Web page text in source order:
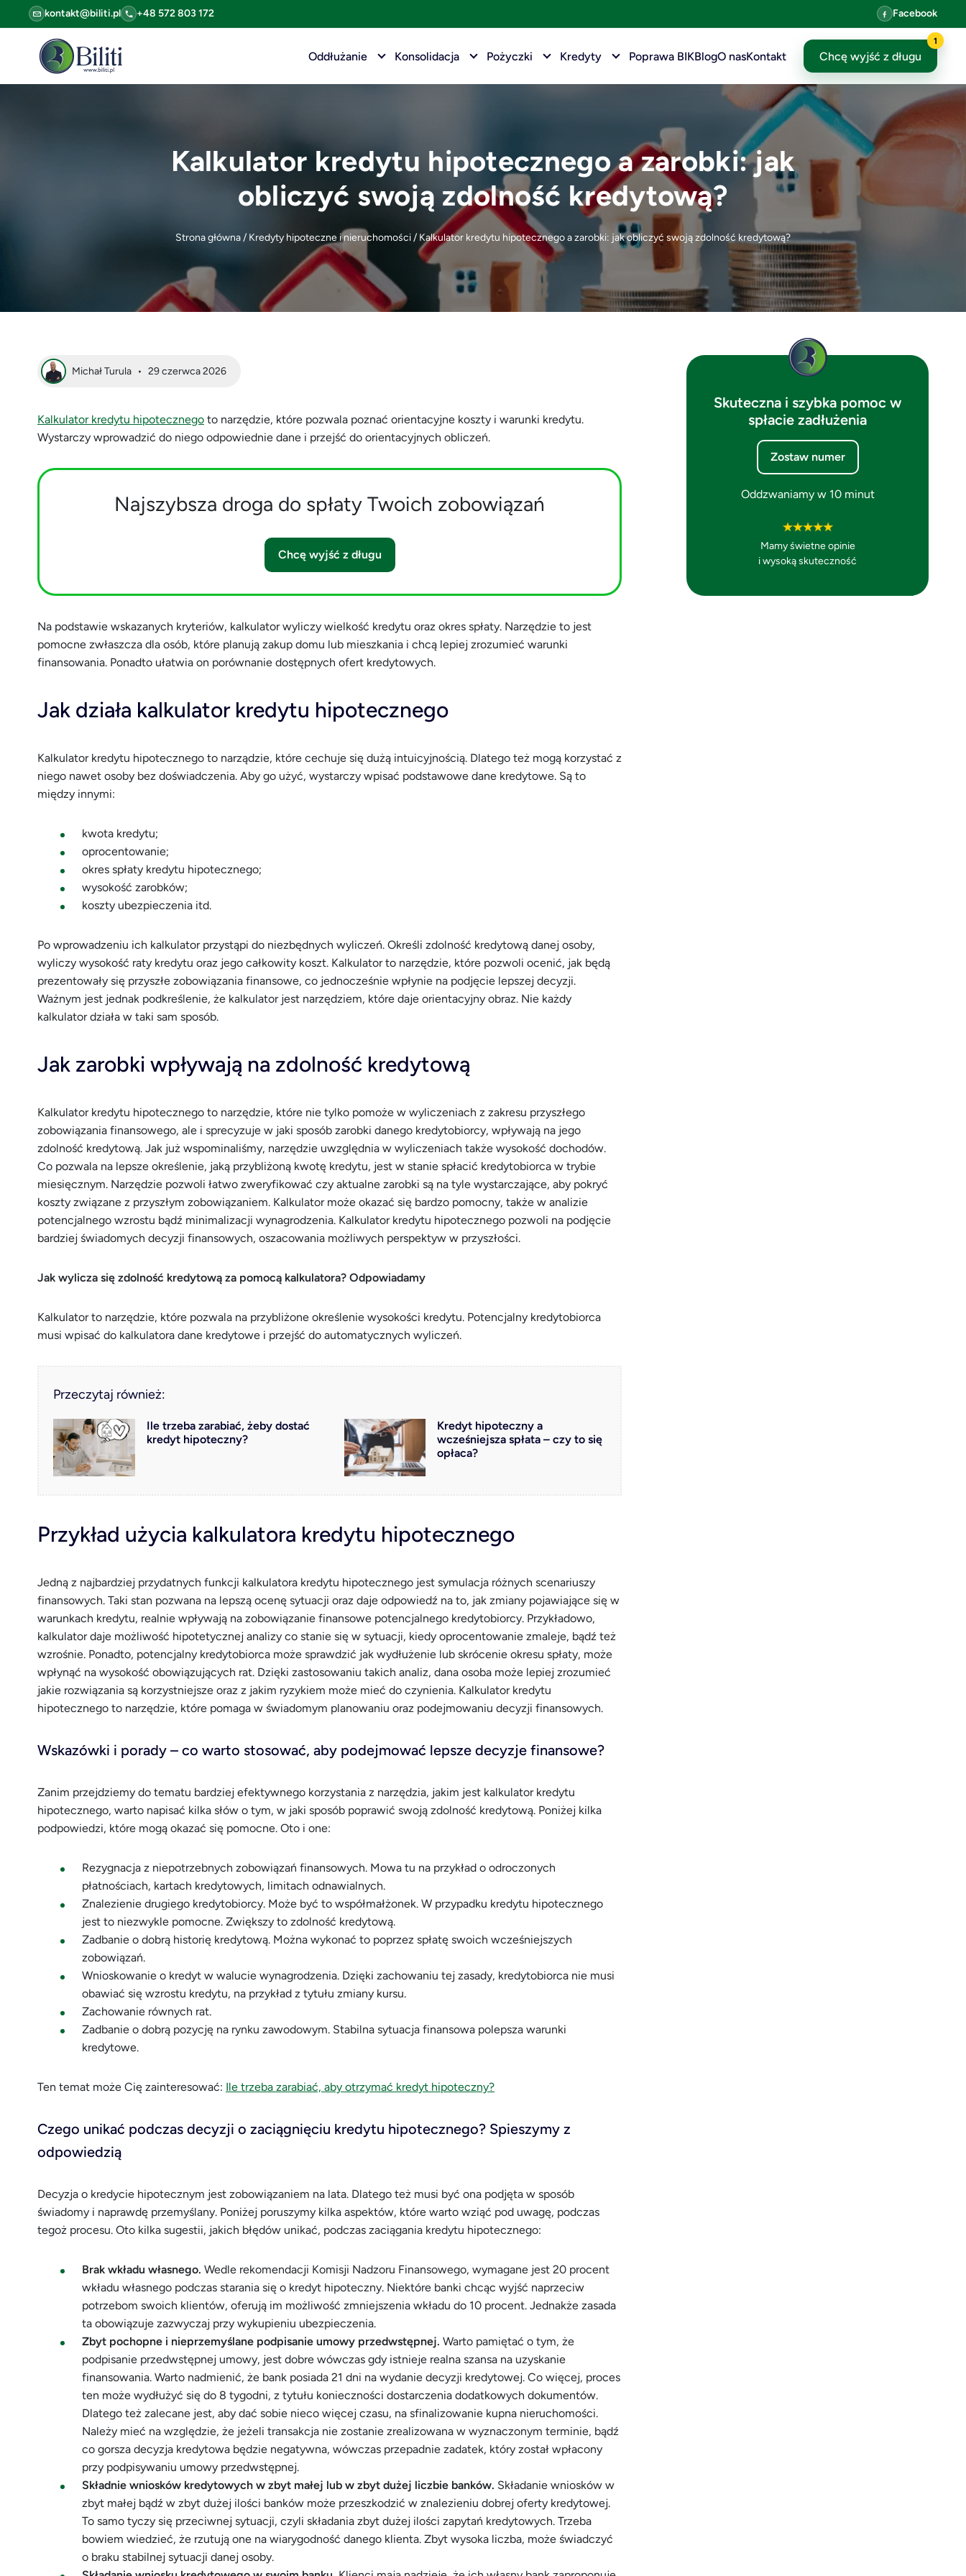
kontakt@biliti.pl +48 572 803 172 Facebook
Oddłużanie Konsolidacja Pożyczki Kredyty Poprawa BIKBlogO nasKontakt Chcę wyjść z długu
1
Kalkulator kredytu hipotecznego a zarobki: jak
obliczyć swoją zdolność kredytową?
Strona główna/ Kredyty hipoteczne i nieruchomości/ Kalkulator kredytu hipotecznego a zarobki: jak obliczyć swoją zdolność kredytową?
Michał Turula • 29 czerwca 2026
Kalkulator kredytu hipotecznego to narzędzie, które pozwala poznać orientacyjne koszty i warunki kredytu.
Wystarczy wprowadzić do niego odpowiednie dane i przejść do orientacyjnych obliczeń.
Najszybsza droga do spłaty Twoich zobowiązań
Chcę wyjść z długu
Na podstawie wskazanych kryteriów, kalkulator wyliczy wielkość kredytu oraz okres spłaty. Narzędzie to jest
pomocne zwłaszcza dla osób, które planują zakup domu lub mieszkania i chcą lepiej zrozumieć warunki
finansowania. Ponadto ułatwia on porównanie dostępnych ofert kredytowych.
Jak działa kalkulator kredytu hipotecznego
Kalkulator kredytu hipotecznego to narządzie, które cechuje się dużą intuicyjnością. Dlatego też mogą korzystać z
niego nawet osoby bez doświadczenia. Aby go użyć, wystarczy wpisać podstawowe dane kredytowe. Są to
między innymi:
kwota kredytu;
oprocentowanie;
okres spłaty kredytu hipotecznego;
wysokość zarobków;
koszty ubezpieczenia itd.
Po wprowadzeniu ich kalkulator przystąpi do niezbędnych wyliczeń. Określi zdolność kredytową danej osoby,
wyliczy wysokość raty kredytu oraz jego całkowity koszt. Kalkulator to narzędzie, które pozwoli ocenić, jak będą
prezentowały się przyszłe zobowiązania finansowe, co jednocześnie wpłynie na podjęcie lepszej decyzji.
Ważnym jest jednak podkreślenie, że kalkulator jest narzędziem, które daje orientacyjny obraz. Nie każdy
kalkulator działa w taki sam sposób.
Jak zarobki wpływają na zdolność kredytową
Kalkulator kredytu hipotecznego to narzędzie, które nie tylko pomoże w wyliczeniach z zakresu przyszłego
zobowiązania finansowego, ale i sprecyzuje w jaki sposób zarobki danego kredytobiorcy, wpływają na jego
zdolność kredytową. Jak już wspominaliśmy, narzędzie uwzględnia w wyliczeniach także wysokość dochodów.
Co pozwala na lepsze określenie, jaką przybliżoną kwotę kredytu, jest w stanie spłacić kredytobiorca w trybie
miesięcznym. Narzędzie pozwoli łatwo zweryfikować czy aktualne zarobki są na tyle wystarczające, aby pokryć
koszty związane z przyszłym zobowiązaniem. Kalkulator może okazać się bardzo pomocny, także w analizie
potencjalnego wzrostu bądź minimalizacji wynagrodzenia. Kalkulator kredytu hipotecznego pozwoli na podjęcie
bardziej świadomych decyzji finansowych, oszacowania możliwych perspektyw w przyszłości.
Jak wylicza się zdolność kredytową za pomocą kalkulatora? Odpowiadamy
Kalkulator to narzędzie, które pozwala na przybliżone określenie wysokości kredytu. Potencjalny kredytobiorca
musi wpisać do kalkulatora dane kredytowe i przejść do automatycznych wyliczeń.
Przeczytaj również:
Ile trzeba zarabiać, żeby dostać
kredyt hipoteczny?
Kredyt hipoteczny a
wcześniejsza spłata – czy to się
opłaca?
Przykład użycia kalkulatora kredytu hipotecznego
Jedną z najbardziej przydatnych funkcji kalkulatora kredytu hipotecznego jest symulacja różnych scenariuszy
finansowych. Taki stan pozwana na lepszą ocenę sytuacji oraz daje odpowiedź na to, jak zmiany pojawiające się w
warunkach kredytu, realnie wpływają na zobowiązanie finansowe potencjalnego kredytobiorcy. Przykładowo,
kalkulator daje możliwość hipotetycznej analizy co stanie się w sytuacji, kiedy oprocentowanie zmaleje, bądź też
wzrośnie. Ponadto, potencjalny kredytobiorca może sprawdzić jak wydłużenie lub skrócenie okresu spłaty, może
wpłynąć na wysokość obowiązujących rat. Dzięki zastosowaniu takich analiz, dana osoba może lepiej zrozumieć
jakie rozwiązania są korzystniejsze oraz z jakim ryzykiem może mieć do czynienia. Kalkulator kredytu
hipotecznego to narzędzie, które pomaga w świadomym planowaniu oraz podejmowaniu decyzji finansowych.
Wskazówki i porady – co warto stosować, aby podejmować lepsze decyzje finansowe?
Zanim przejdziemy do tematu bardziej efektywnego korzystania z narzędzia, jakim jest kalkulator kredytu
hipotecznego, warto napisać kilka słów o tym, w jaki sposób poprawić swoją zdolność kredytową. Poniżej kilka
podpowiedzi, które mogą okazać się pomocne. Oto i one:
Rezygnacja z niepotrzebnych zobowiązań finansowych. Mowa tu na przykład o odroczonych
płatnościach, kartach kredytowych, limitach odnawialnych.
Znalezienie drugiego kredytobiorcy. Może być to współmałżonek. W przypadku kredytu hipotecznego
jest to niezwykle pomocne. Zwiększy to zdolność kredytową.
Zadbanie o dobrą historię kredytową. Można wykonać to poprzez spłatę swoich wcześniejszych
zobowiązań.
Wnioskowanie o kredyt w walucie wynagrodzenia. Dzięki zachowaniu tej zasady, kredytobiorca nie musi
obawiać się wzrostu kredytu, na przykład z tytułu zmiany kursu.
Zachowanie równych rat.
Zadbanie o dobrą pozycję na rynku zawodowym. Stabilna sytuacja finansowa polepsza warunki
kredytowe.
Ten temat może Cię zainteresować: Ile trzeba zarabiać, aby otrzymać kredyt hipoteczny?
Czego unikać podczas decyzji o zaciągnięciu kredytu hipotecznego? Spieszymy z
odpowiedzią
Decyzja o kredycie hipotecznym jest zobowiązaniem na lata. Dlatego też musi być ona podjęta w sposób
świadomy i naprawdę przemyślany. Poniżej poruszymy kilka aspektów, które warto wziąć pod uwagę, podczas
tegoż procesu. Oto kilka sugestii, jakich błędów unikać, podczas zaciągania kredytu hipotecznego:
Brak wkładu własnego. Wedle rekomendacji Komisji Nadzoru Finansowego, wymagane jest 20 procent
wkładu własnego podczas starania się o kredyt hipoteczny. Niektóre banki chcąc wyjść naprzeciw
potrzebom swoich klientów, oferują im możliwość zmniejszenia wkładu do 10 procent. Jednakże zasada
ta obowiązuje zazwyczaj przy wykupieniu ubezpieczenia.
Zbyt pochopne i nieprzemyślane podpisanie umowy przedwstępnej. Warto pamiętać o tym, że
podpisanie przedwstępnej umowy, jest dobre wówczas gdy istnieje realna szansa na uzyskanie
finansowania. Warto nadmienić, że bank posiada 21 dni na wydanie decyzji kredytowej. Co więcej, proces
ten może wydłużyć się do 8 tygodni, z tytułu konieczności dostarczenia dodatkowych dokumentów.
Dlatego też zalecane jest, aby dać sobie nieco więcej czasu, na sfinalizowanie kupna nieruchomości.
Należy mieć na względzie, że jeżeli transakcja nie zostanie zrealizowana w wyznaczonym terminie, bądź
co gorsza decyzja kredytowa będzie negatywna, wówczas przepadnie zadatek, który został wpłacony
przy podpisywaniu umowy przedwstępnej.
Składnie wniosków kredytowych w zbyt małej lub w zbyt dużej liczbie banków. Składanie wniosków w
zbyt małej bądź w zbyt dużej ilości banków może przeszkodzić w znalezieniu dobrej oferty kredytowej.
To samo tyczy się przeciwnej sytuacji, czyli składania zbyt dużej ilości zapytań kredytowych. Trzeba
bowiem wiedzieć, że rzutują one na wiarygodność danego klienta. Zbyt wysoka liczba, może świadczyć
o braku stabilnej sytuacji danej osoby.
Skuteczna i szybka pomoc w
spłacie zadłużenia
Zostaw numer
Oddzwaniamy w 10 minut
Mamy świetne opinie
i wysoką skuteczność